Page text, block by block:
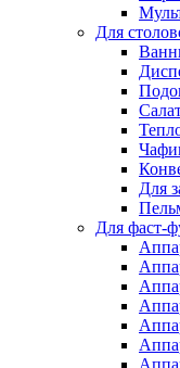
Для
Для
Для фаст-